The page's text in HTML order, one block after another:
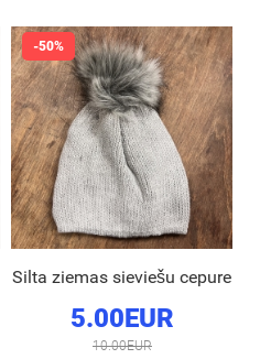
Silta ziemas sieviešu cepure
5.00EUR
10.00EUR